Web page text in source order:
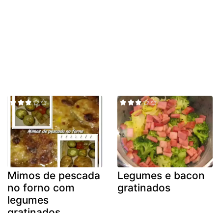
Mimos de pescada
no forno com
legumes
Legumes e bacon
gratinados